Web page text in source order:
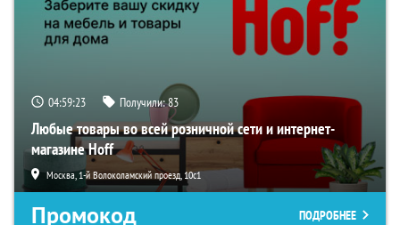
04:59:22 Получили:83
Любые товары во всей розничной сети и интернет-
магазине Hoff
Москва, 1-й Волоколамский проезд, 10с1
Промокод ПОДРОБНЕЕ